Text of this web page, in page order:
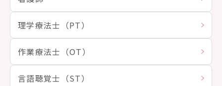
理学療法士（PT）
作業療法士（OT）
言語聴覚士（ST）